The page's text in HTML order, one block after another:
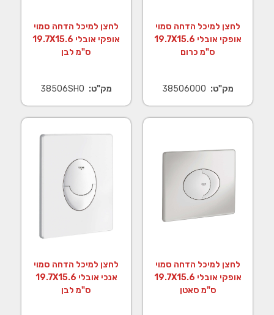
לחצן למיכל הדחה סמוי
אופקי אובלי 19.7X15.6
ס"מ כרום
מק"ט: 38506000
לחצן למיכל הדחה סמוי
אופקי אובלי 19.7X15.6
ס"מ לבן
מק"ט: 38506SH0
לחצן למיכל הדחה סמוי
אופקי אובלי 19.7X15.6
ס"מ סאטן
לחצן למיכל הדחה סמוי
אנכי אובלי 19.7X15.6
ס"מ לבן